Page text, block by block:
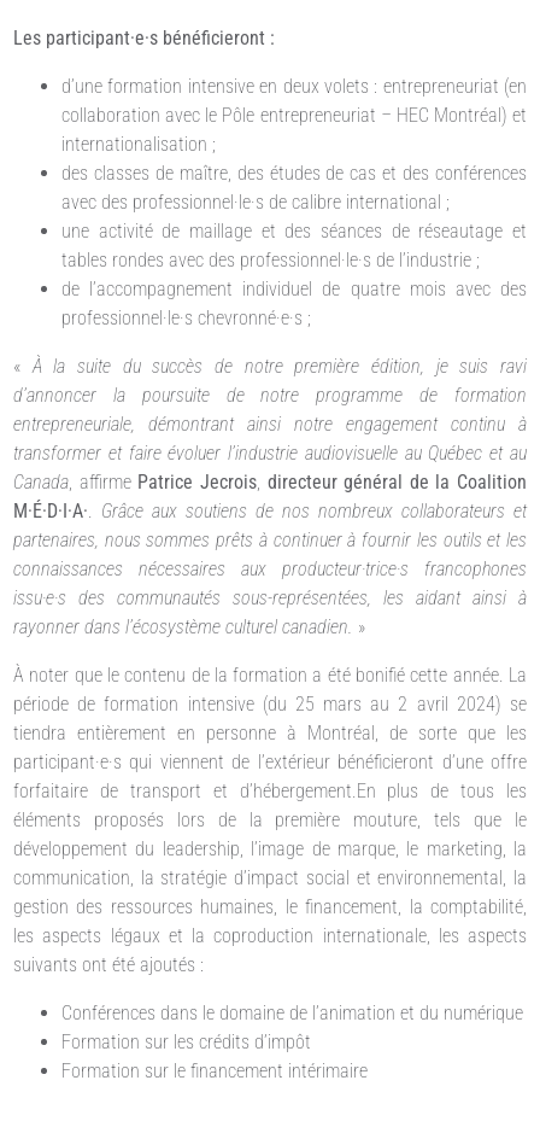
Les participant·e·s bénéficieront :
d’une formation intensive en deux volets : entrepreneuriat (en
collaboration avec le Pôle entrepreneuriat – HEC Montréal) et
internationalisation ;
des classes de maître, des études de cas et des conférences
avec des professionnel·le·s de calibre international ;
une activité de maillage et des séances de réseautage et
tables rondes avec des professionnel·le·s de l’industrie ;
de l’accompagnement individuel de quatre mois avec des
professionnel·le·s chevronné·e·s ;
«À la suite du succès de notre première édition, je suis ravi
d’annoncer la poursuite de notre programme de formation
entrepreneuriale, démontrant ainsi notre engagement continu à
transformer et faire évoluer l’industrie audiovisuelle au Québec et au
Canada, affirme Patrice Jecrois, directeur général de la Coalition
M·É·D·I·A·. Grâce aux soutiens de nos nombreux collaborateurs et
partenaires, nous sommes prêts à continuer à fournir les outils et les
connaissances nécessaires aux producteur·trice·s francophones
issu·e·s des communautés sous-représentées, les aidant ainsi à
rayonner dans l’écosystème culturel canadien. »
À noter que le contenu de la formation a été bonifié cette année. La
période de formation intensive (du 25 mars au 2 avril 2024) se
tiendra entièrement en personne à Montréal, de sorte que les
participant·e·s qui viennent de l’extérieur bénéficieront d’une offre
forfaitaire de transport et d’hébergement.En plus de tous les
éléments proposés lors de la première mouture, tels que le
développement du leadership, l’image de marque, le marketing, la
communication, la stratégie d’impact social et environnemental, la
gestion des ressources humaines, le financement, la comptabilité,
les aspects légaux et la coproduction internationale, les aspects
suivants ont été ajoutés :
Conférences dans le domaine de l’animation et du numérique
Formation sur les crédits d’impôt
Formation sur le financement intérimaire